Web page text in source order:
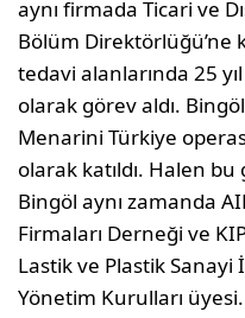
aynı firmada Ticari ve
Bölüm Direktörlüğü’ne
tedavi alanlarında 25
olarak görev aldı.
Menarini Türkiye
olarak katıldı. Halen
Bingöl aynı zamanda
Firmaları Derneği ve
Lastik ve Plastik Sanayi
Yönetim Kurulları üyesi.